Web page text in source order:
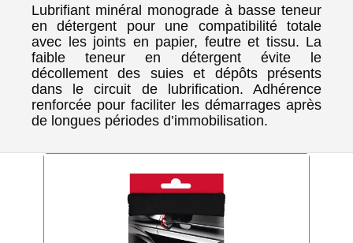
Lubrifiant minéral monograde à basse teneur
en détergent pour une compatibilité totale
avec les joints en papier, feutre et tissu. La
faible teneur en détergent évite le
décollement des suies et dépôts présents
dans le circuit de lubrification. Adhérence
renforcée pour faciliter les démarrages après
de longues périodes d’immobilisation.